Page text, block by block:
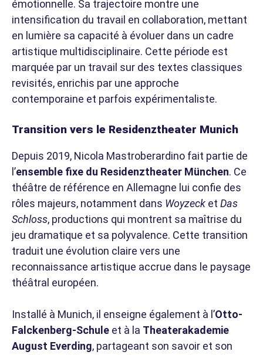
émotionnelle. Sa trajectoire montre une
intensification du travail en collaboration, mettant
en lumière sa capacité à évoluer dans un cadre
artistique multidisciplinaire. Cette période est
marquée par un travail sur des textes classiques
revisités, enrichis par une approche
contemporaine et parfois expérimentaliste.
Transition vers le Residenztheater Munich
Depuis 2019, Nicola Mastroberardino fait partie de
l’ensemble fixe du Residenztheater München. Ce
théâtre de référence en Allemagne lui confie des
rôles majeurs, notamment dans Woyzeck et Das
Schloss, productions qui montrent sa maîtrise du
jeu dramatique et sa polyvalence. Cette transition
traduit une évolution claire vers une
reconnaissance artistique accrue dans le paysage
théâtral européen.
Installé à Munich, il enseigne également à l’Otto-
Falckenberg-Schule et à la Theaterakademie
August Everding, partageant son savoir et son